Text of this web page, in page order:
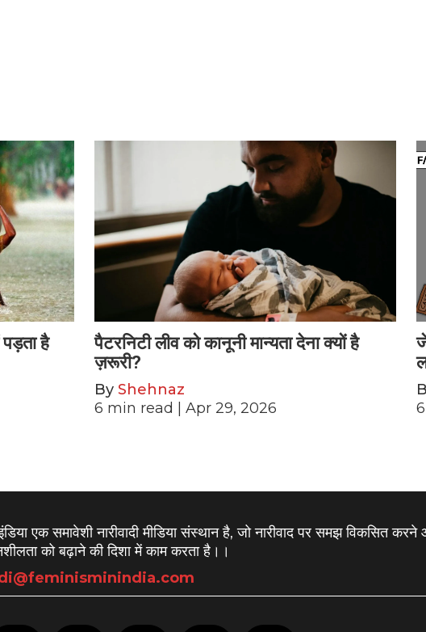
है
पैटरनिटी लीव को कानूनी मान्यता देना क्यों है
ज़रूरी?
ByShehnaz
6 min read | Apr 29, 2026
6
एक समावेशी नारीवादी मीडिया संस्थान है, जो नारीवाद पर समझ विकसित
को बढ़ाने की दिशा में काम करता है। ।